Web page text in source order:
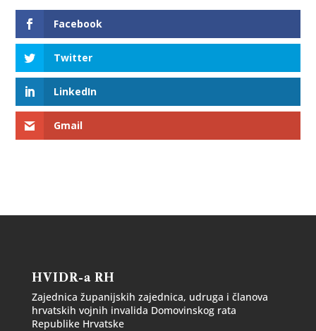
Facebook
Twitter
LinkedIn
Gmail
HVIDR-a RH
Zajednica županijskih zajednica, udruga i članova
hrvatskih vojnih invalida Domovinskog rata
Republike Hrvatske